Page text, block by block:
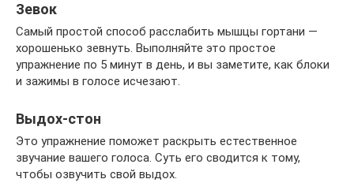
Зевок
Самый простой способ расслабить мышцы гортани —
хорошенько зевнуть. Выполняйте это простое
упражнение по 5 минут в день, и вы заметите, как блоки
и зажимы в голосе исчезают.
Выдох-стон
Это упражнение поможет раскрыть естественное
звучание вашего голоса. Суть его сводится к тому,
чтобы озвучить свой выдох.